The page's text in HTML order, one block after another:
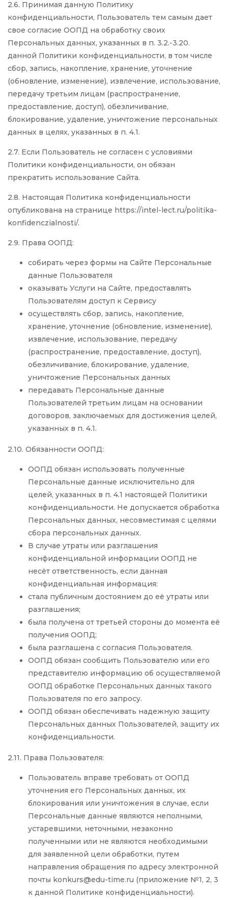
2.6. Принимая данную Политику
конфиденциальности, Пользователь тем самым дает
свое согласие ООПД на обработку своих
Персональных данных, указанных в п. 3.2.-3.20.
данной Политики конфиденциальности, в том числе
сбор, запись, накопление, хранение, уточнение
(обновление, изменение), извлечение, использование,
передачу третьим лицам (распространение,
предоставление, доступ), обезличивание,
блокирование, удаление, уничтожение персональных
данных в целях, указанных в п. 4.1.
2.7. Если Пользователь не согласен с условиями
Политики конфиденциальности, он обязан
прекратить использование Сайта.
2.8. Настоящая Политика конфиденциальности
опубликована на странице https://intel-lect.ru/politika-
konfidenczialnosti/.
2.9. Права ООПД:
собирать через формы на Сайте Персональные
данные Пользователя
оказывать Услуги на Сайте, предоставлять
Пользователям доступ к Сервису
осуществлять сбор, запись, накопление,
хранение, уточнение (обновление, изменение),
извлечение, использование, передачу
(распространение, предоставление, доступ),
обезличивание, блокирование, удаление,
уничтожение Персональных данных
передавать Персональные данные
Пользователей третьим лицам на основании
договоров, заключаемых для достижения целей,
указанных в п. 4.1.
2.10. Обязанности ООПД:
ООПД обязан использовать полученные
Персональные данные исключительно для
целей, указанных в п. 4.1 настоящей Политики
конфиденциальности. Не допускается обработка
Персональных данных, несовместимая с целями
сбора персональных данных.
В случае утраты или разглашения
конфиденциальной информации ООПД не
несёт ответственность, если данная
конфиденциальная информация:
стала публичным достоянием до её утраты или
разглашения;
была получена от третьей стороны до момента её
получения ООПД;
была разглашена с согласия Пользователя.
ООПД обязан сообщить Пользователю или его
представителю информацию об осуществляемой
ООПД обработке Персональных данных такого
Пользователя по его запросу.
ООПД обязан обеспечивать надежную защиту
Персональных данных Пользователей, защиту их
конфиденциальности.
2.11. Права Пользователя:
Пользователь вправе требовать от ООПД
уточнения его Персональных данных, их
блокирования или уничтожения в случае, если
Персональные данные являются неполными,
устаревшими, неточными, незаконно
полученными или не являются необходимыми
для заявленной цели обработки, путем
направления обращения по адресу электронной
почты konkurs@edu-time.ru (приложение №1, 2, 3
к данной Политике конфиденциальности).